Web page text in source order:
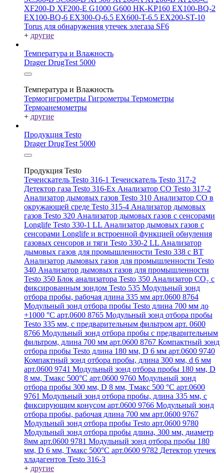
XF200-D XF200-E G1000 G600 HK-KP160 EX100-BQ-2
EX100-BQ-6 EX300-Q-6.5 EX600-T-6.5 EX200-ST-10
Torus для обнаружения утечек элегаза SF6
+ другие
Температура и Влажность
Drager DrugTest 5000
Температура и Влажность
Термогигрометры Гигрометры Термометры
Термоанемометры
+ другие
Продукция Testo
Drager DrugTest 5000
Продукция Testo
Течеискатель Testo 316-1 Течеискатель Testo 317-2
Детектор газа Testo 316-Ex Анализатор CO Testo 317-2
Анализатор дымовых газов Testo 310 Анализатор CO в
окружающей среде Testo 315-4 Анализатор дымовых
газов Testo 320 Анализатор дымовых газов с сенсорами
Longlife Testo 330-1 LL Анализатор дымовых газов с
сенсорами Longlife и встроенной функцией обнуления
газовых сенсоров и тяги Testo 330-2 LL Анализатор
дымовых газов для промышленности Testo 338 с BT
Анализатор дымовых газов для промышленности Testo
340 Анализатор дымовых газов для промышленности
Testo 350 Блок анализатора Testo 350 Анализатор СО₂ с
фиксированным зондом Testo 535 Модульный зонд
отбора пробы, рабочая длина 335 мм арт.0600 8764
Модульный зонд отбора пробы Testo длина 700 мм до
+1000 °С арт.0600 8765 Модульный зонд отбора пробы
Testo 335 мм, с предварительным фильтром арт. 0600
8766 Модульный зонд отбора пробы с предварительным
фильтром, длина 700 мм арт.0600 8767 Компактный зонд
отбора пробы Testo длина 180 мм, D 6 мм арт.0600 9740
Компактный зонд отбора пробы, длина 300 мм, d 6 мм
арт.0600 9741 Модульный зонд отбора пробы 180 мм, D
8 мм, Tмакс 500°С арт.0600 9760 Модульный зонд
отбора пробы 300 мм, D 8 мм, Tмакс 500 °C арт.0600
9761 Модульный зонд отбора пробы, длина 335 мм, с
фиксирующим конусом арт.0600 9766 Модульный зонд
отбора пробы, рабочая длина 700 мм арт.0600 9767
Модульный зонд отбора пробы Testo арт.0600 9780
Модульный зонд отбора пробы длина, 300 мм, диаметр
8мм арт.0600 9781 Модульный зонд отбора пробы 180
мм, D 6 мм, Tмакс 500°С арт.0600 9782 Детектор утечек
хладагентов Testo 316-3
+ другие